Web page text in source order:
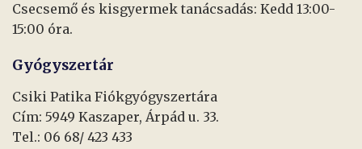
Csecsemő és kisgyermek tanácsadás: Kedd 13:00-
15:00 óra.
Gyógyszertár
Csiki Patika Fiókgyógyszertára
Cím: 5949 Kaszaper, Árpád u. 33.
Tel.: 06 68/ 423 433